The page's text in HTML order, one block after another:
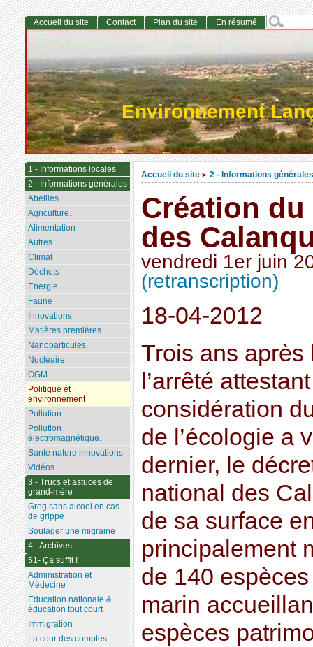
Environnement
Accueil du site > 2 - Informations générales
Création
des
vendredi 1er juin
(retranscription)
18-04-2012
Trois ans
l’arrêté
considération
de l’écologie a
dernier, le
national des
de sa surface
principalement
de 140
marin
espèces
Accueil du site Contact Plan du site En résumé
1 - Informations locales
2 - Informations générales
Abeilles
Agriculture.
Alimentation
Autres
Climat
Déchets
Energie
Faune
Innovations
Matières premières
Nanoparticules.
Nucléaire
OGM
Politique et
environnement
Pollution
Pollution
électromagnétique.
Santé nature innovations
Vidéos
3 - Trucs et astuces de
grand-mère
Grog sans alcool en cas
de grippe
Soulager une migraine
4 - Archives
51- Ça suffit !
Administration et
Médecine
Education nationale &
éducation tout court
Immigration
La cour des comptes